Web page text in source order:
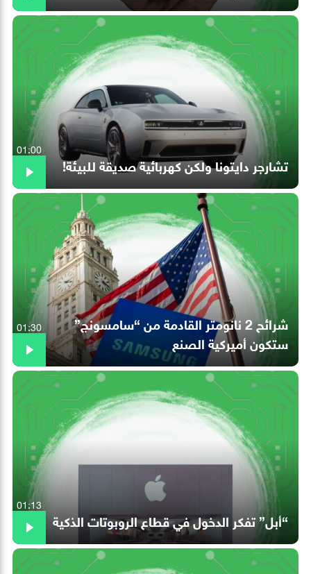
تشارجر دايتونا ولكن كهربائية صديقة للبيئة!
01:00
شرائح 2 نانومتر القادمة من “سامسونج”
ستكون أميركية الصنع
01:30
“أبل” تفكر الدخول في قطاع الروبوتات الذكية
01:13